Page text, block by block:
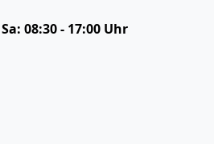
08:30 - 17:00 Uhr